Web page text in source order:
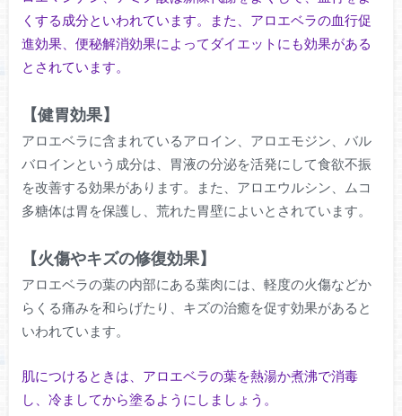
くする成分といわれています。また、アロエベラの血行促
進効果、便秘解消効果によってダイエットにも効果がある
とされています。
【健胃効果】
アロエベラに含まれているアロイン、アロエモジン、バル
バロインという成分は、胃液の分泌を活発にして食欲不振
を改善する効果があります。また、アロエウルシン、ムコ
多糖体は胃を保護し、荒れた胃壁によいとされています。
【火傷やキズの修復効果】
アロエベラの葉の内部にある葉肉には、軽度の火傷などか
らくる痛みを和らげたり、キズの治癒を促す効果があると
いわれています。
肌につけるときは、アロエベラの葉を熱湯か煮沸で消毒
し、冷ましてから塗るようにしましょう。